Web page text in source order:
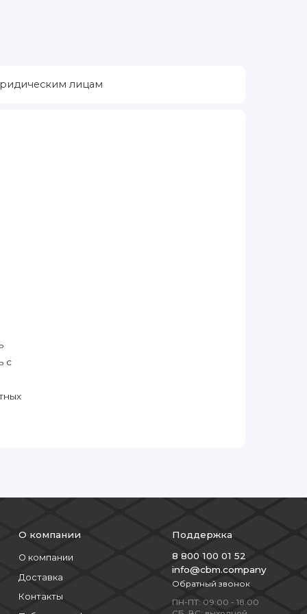
лицам
с
О компании
О компании
Доставка
Контакты
Поддержка
8 800 100 01 52
info@cbm.company
Обратный звонок
ПН-ПТ: 09:00 - 18:00